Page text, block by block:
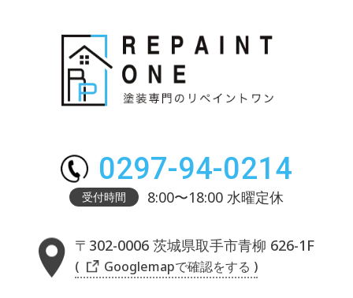
0297-94-0214
受付時間 8:00〜18:00 水曜定休
〒302-0006 茨城県取手市青柳 626-1F
( Googlemapで確認をする )